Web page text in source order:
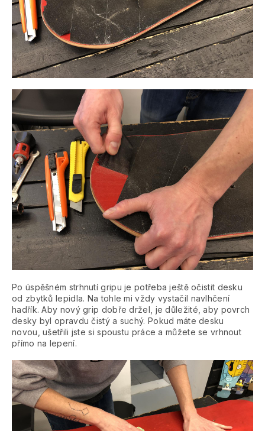
Po úspěšném strhnutí gripu je potřeba ještě očistit desku
od zbytků lepidla. Na tohle mi vždy vystačil navlhčení
hadřík. Aby nový grip dobře držel, je důležité, aby povrch
desky byl opravdu čistý a suchý. Pokud máte desku
novou, ušetřili jste si spoustu práce a můžete se vrhnout
přímo na lepení.